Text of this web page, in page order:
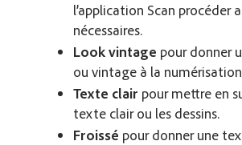
l’application Scan procéder
nécessaires.
Look vintage pour donner
ou vintage à la
Texte clair pour mettre en
texte clair ou les dessins.
Froissé pour donner une